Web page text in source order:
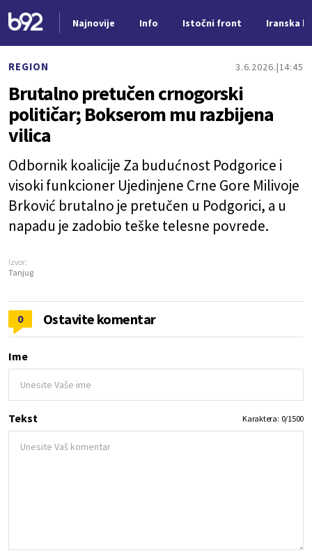
Najnovije Info Istočni front Iranska
REGION 3.6.2026. 14:45
Brutalno pretučen crnogorski
političar; Bokserom mu razbijena
vilica
Odbornik koalicije Za budućnost Podgorice i
visoki funkcioner Ujedinjene Crne Gore Milivoje
Brković brutalno je pretučen u Podgorici, a u
napadu je zadobio teške telesne povrede.
Izvor:
Tanjug
0 Ostavite komentar
Ime
Tekst Karaktera: 0/1500